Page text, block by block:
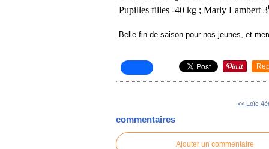
Pupilles filles -40 kg ; Marly Lambert 3
Belle fin de saison pour nos jeunes, et
<< Loïc
commentaires
Ajouter un commentaire